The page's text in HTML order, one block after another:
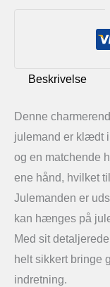
Beskrivelse
Denne
julemand er klædt
og en matchende
ene hånd, hvilket
Julemanden er
kan hænges på
Med sit
helt sikkert bringe
indretning.